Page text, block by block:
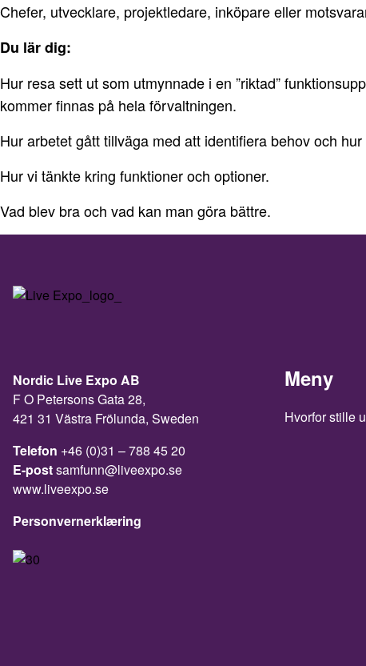
Chefer, utvecklare, projektledare, inköpare eller
Du lär dig:
Hur resa sett ut som utmynnade i en ”riktad”
kommer finnas på hela förvaltningen.
Hur arbetet gått tillväga med att identifiera behov och
Hur vi tänkte kring funktioner och optioner.
Vad blev bra och vad kan man göra bättre.
Nordic Live Expo AB
F O Petersons Gata 28,
421 31 Västra Frölunda, Sweden
Telefon +46 (0)31 – 788 45 20
E-postsamfunn@liveexpo.se
www.liveexpo.se
Personvernerklæring
Meny
Hvorfor stille